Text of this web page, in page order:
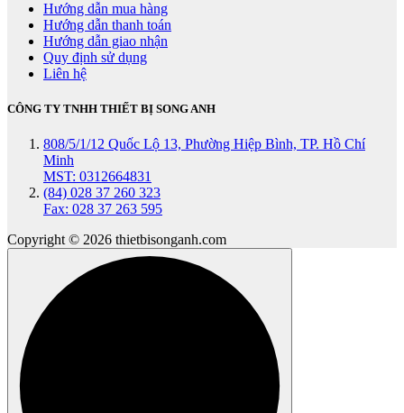
Hướng dẫn mua hàng
Hướng dẫn thanh toán
Hướng dẫn giao nhận
Quy định sử dụng
Liên hệ
CÔNG TY TNHH THIẾT BỊ SONG ANH
808/5/1/12 Quốc Lộ 13, Phường Hiệp Bình, TP. Hồ Chí
Minh
MST: 0312664831
(84) 028 37 260 323
Fax: 028 37 263 595
Copyright © 2026 thietbisonganh.com